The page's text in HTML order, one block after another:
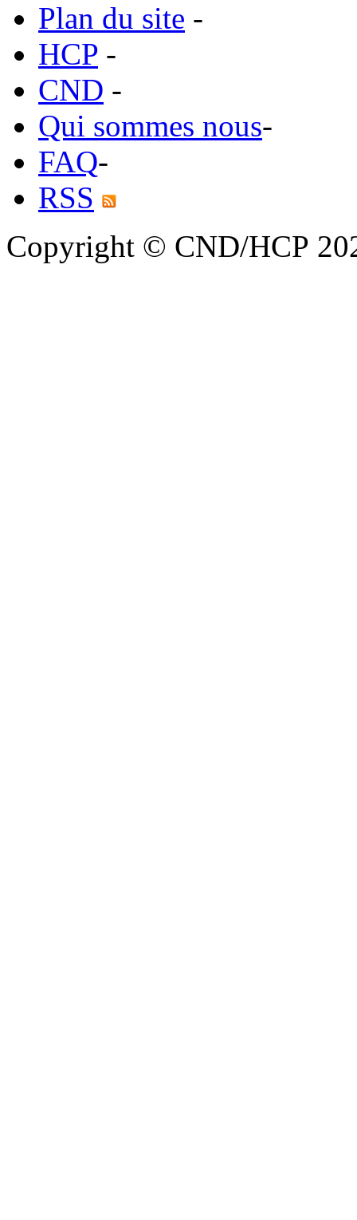
Plan du site -
HCP -
CND -
Qui sommes nous-
FAQ-
RSS
Copyright © CND/HCP